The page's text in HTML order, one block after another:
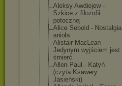
Aleksy Awdiejew -
Szkice z filozofii
potocznej
Alice Sebold - Nostalgia
anioła
Alistair MacLean -
Jedynym wyjściem jest
śmierć
Allen Paul - Katyń
(czyta Ksawery
Jasieński)